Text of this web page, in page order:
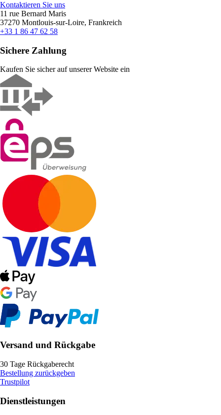
Kontaktieren Sie uns
11 rue Bernard Maris
37270 Montlouis-sur-Loire, Frankreich
+33 1 86 47 62 58
Sichere Zahlung
Kaufen Sie sicher auf unserer Website ein
Versand und Rückgabe
30 Tage Rückgaberecht
Bestellung zurückgeben
Trustpilot
Dienstleistungen